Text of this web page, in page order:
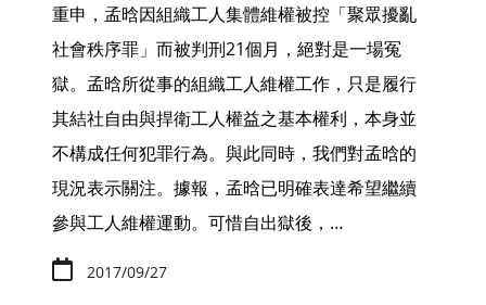
重申，孟晗因組織工人集體維權被控「聚眾擾亂
社會秩序罪」而被判刑21個月，絕對是一場冤
獄。孟晗所從事的組織工人維權工作，只是履行
其結社自由與捍衛工人權益之基本權利，本身並
不構成任何犯罪行為。與此同時，我們對孟晗的
現況表示關注。據報，孟晗已明確表達希望繼續
參與工人維權運動。可惜自出獄後，…
2017/09/27